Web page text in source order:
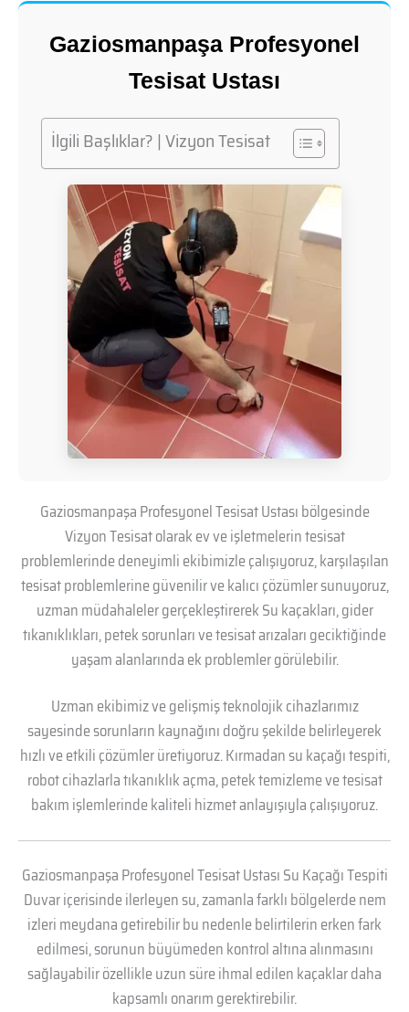
Gaziosmanpaşa Profesyonel
Tesisat Ustası
İlgili Başlıklar? | Vizyon Tesisat
Gaziosmanpaşa Profesyonel Tesisat Ustası bölgesinde
Vizyon Tesisat olarak ev ve işletmelerin tesisat
problemlerinde deneyimli ekibimizle çalışıyoruz, karşılaşılan
tesisat problemlerine güvenilir ve kalıcı çözümler sunuyoruz,
uzman müdahaleler gerçekleştirerek Su kaçakları, gider
tıkanıklıkları, petek sorunları ve tesisat arızaları geciktiğinde
yaşam alanlarında ek problemler görülebilir.
Uzman ekibimiz ve gelişmiş teknolojik cihazlarımız
sayesinde sorunların kaynağını doğru şekilde belirleyerek
hızlı ve etkili çözümler üretiyoruz. Kırmadan su kaçağı tespiti,
robot cihazlarla tıkanıklık açma, petek temizleme ve tesisat
bakım işlemlerinde kaliteli hizmet anlayışıyla çalışıyoruz.
Gaziosmanpaşa Profesyonel Tesisat Ustası Su Kaçağı Tespiti
Duvar içerisinde ilerleyen su, zamanla farklı bölgelerde nem
izleri meydana getirebilir bu nedenle belirtilerin erken fark
edilmesi, sorunun büyümeden kontrol altına alınmasını
sağlayabilir özellikle uzun süre ihmal edilen kaçaklar daha
kapsamlı onarım gerektirebilir.